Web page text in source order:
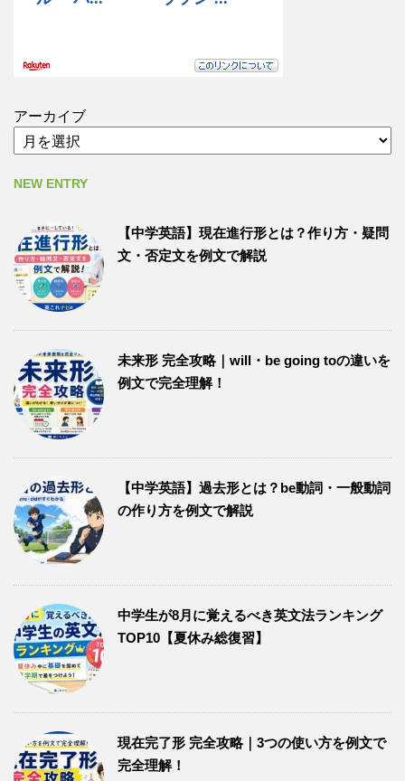
アーカイブ
NEW ENTRY
【中学英語】現在進行形とは？作り方・疑問
文・否定文を例文で解説
未来形 完全攻略｜will・be going toの違いを
例文で完全理解！
【中学英語】過去形とは？be動詞・一般動詞
の作り方を例文で解説
中学生が8月に覚えるべき英文法ランキング
TOP10【夏休み総復習】
現在完了形 完全攻略｜3つの使い方を例文で
完全理解！